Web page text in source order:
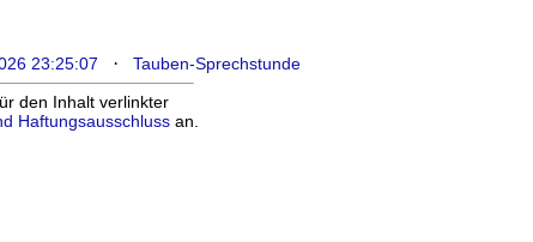
23:25:07 · Tauben-Sprechstunde
den Inhalt verlinkter
Haftungsausschlussan.